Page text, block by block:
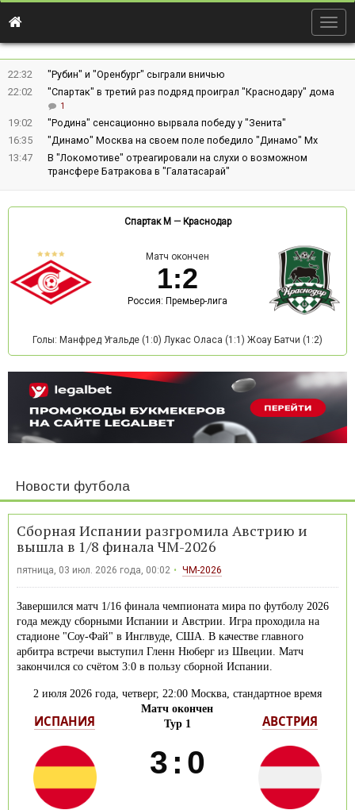
22:32
"Рубин" и "Оренбург" сыграли вничью
22:02
"Спартак" в третий раз подряд проиграл "Краснодару" дома
1
19:02
"Родина" сенсационно вырвала победу у "Зенита"
16:35
"Динамо" Москва на своем поле победило "Динамо" Мх
13:47
В "Локомотиве" отреагировали на слухи о возможном
трансфере Батракова в "Галатасарай"
Спартак М — Краснодар
Матч окончен
1:2
Россия: Премьер-лига
Голы: Манфред Угальде (1:0) Лукас Оласа (1:1) Жоау Батчи (1:2)
Новости футбола
Сборная Испании разгромила Австрию и
вышла в 1/8 финала ЧМ-2026
пятница, 03 июл. 2026 года, 00:02 ЧМ-2026
Завершился матч 1/16 финала чемпионата мира по футболу 2026
года между сборными Испании и Австрии. Игра проходила на
стадионе "Соу-Фай" в Инглвуде, США. В качестве главного
арбитра встречи выступил Гленн Нюберг из Швеции. Матч
закончился со счётом 3:0 в пользу сборной Испании.
2 июля 2026 года, четверг, 22:00 Москва, стандартное время
ИСПАНИЯ
Матч окончен
Тур 1
3 : 0
АВСТРИЯ